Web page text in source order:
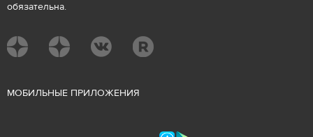
обязательна.
МОБИЛЬНЫЕ ПРИЛОЖЕНИЯ